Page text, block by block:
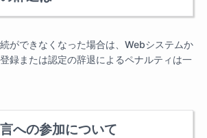
ができなくなった場合は、Webシステムか
録または認定の辞退によるペナルティは一
への参加について